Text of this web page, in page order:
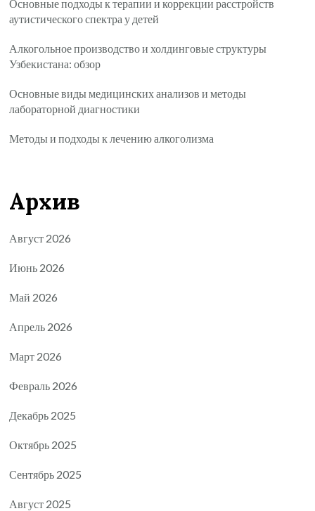
Основные подходы к терапии и коррекции расстройств
аутистического спектра у детей
Алкогольное производство и холдинговые структуры
Узбекистана: обзор
Основные виды медицинских анализов и методы
лабораторной диагностики
Методы и подходы к лечению алкоголизма
Архив
Август 2026
Июнь 2026
Май 2026
Апрель 2026
Март 2026
Февраль 2026
Декабрь 2025
Октябрь 2025
Сентябрь 2025
Август 2025